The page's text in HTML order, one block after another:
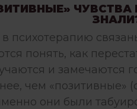
психотерапию
понять, как
и замечаются
чем «позитивные»
они были